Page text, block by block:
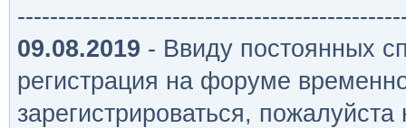
09.08.2019 - Ввиду постоянных
регистрация на форуме
зарегистрироваться,